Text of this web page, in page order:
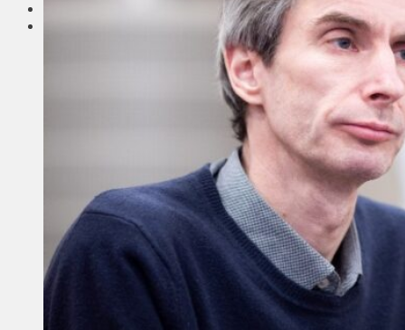
Приграничье
Деньги
Визиты
Выборы
Агроновости
Едим дома
Ищу семью
Духовное пространство